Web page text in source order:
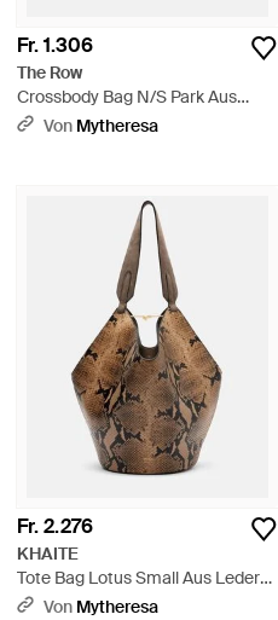
Fr. 1.306
The Row
Crossbody Bag N/S Park Aus
Leder - Schwarz
Von Mytheresa
Fr. 2.276
KHAITE
Tote Bag Lotus Small Aus Leder
Und Veloursleder - Braun
Von Mytheresa